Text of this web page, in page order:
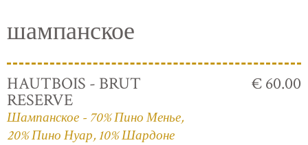
шампанское
HAUTBOIS - BRUT
RESERVE
Шампанское - 70% Пино Менье,
20% Пино Нуар, 10% Шардоне
€ 60.00